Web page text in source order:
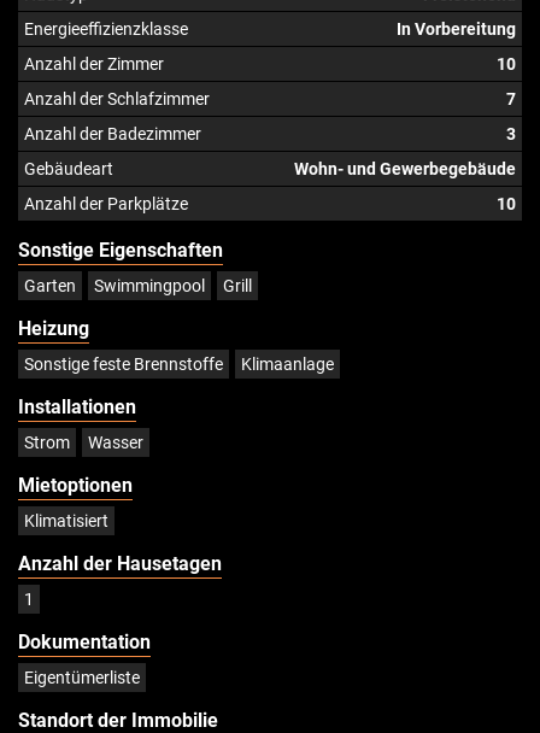
Energieeffizienzklasse
In Vorbereitung
Anzahl der Zimmer
10
Anzahl der Schlafzimmer
7
Anzahl der Badezimmer
3
Gebäudeart
Wohn- und Gewerbegebäude
Anzahl der Parkplätze
10
Sonstige Eigenschaften
Garten Swimmingpool Grill
Heizung
Sonstige feste Brennstoffe Klimaanlage
Installationen
Strom Wasser
Mietoptionen
Klimatisiert
Anzahl der Hausetagen
1
Dokumentation
Eigentümerliste
Standort der Immobilie